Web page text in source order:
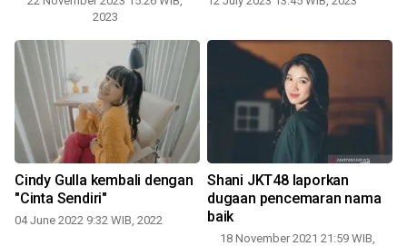
2023
Cindy Gulla kembali dengan
"Cinta Sendiri"
04 June 2022 9:32 WIB, 2022
Shani JKT48 laporkan
dugaan pencemaran nama
baik
18 November 2021 21:59 WIB,